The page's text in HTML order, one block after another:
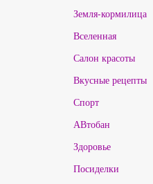
Земля-кормилица
Вселенная
Салон красоты
Вкусные рецепты
Спорт
АВтобан
Здоровье
Посиделки